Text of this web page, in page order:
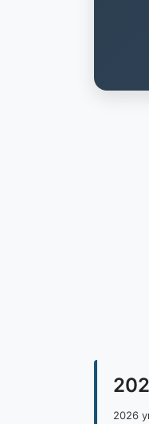
2026